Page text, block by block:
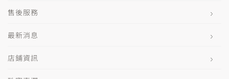
售後服務
最新消息
店鋪資訊